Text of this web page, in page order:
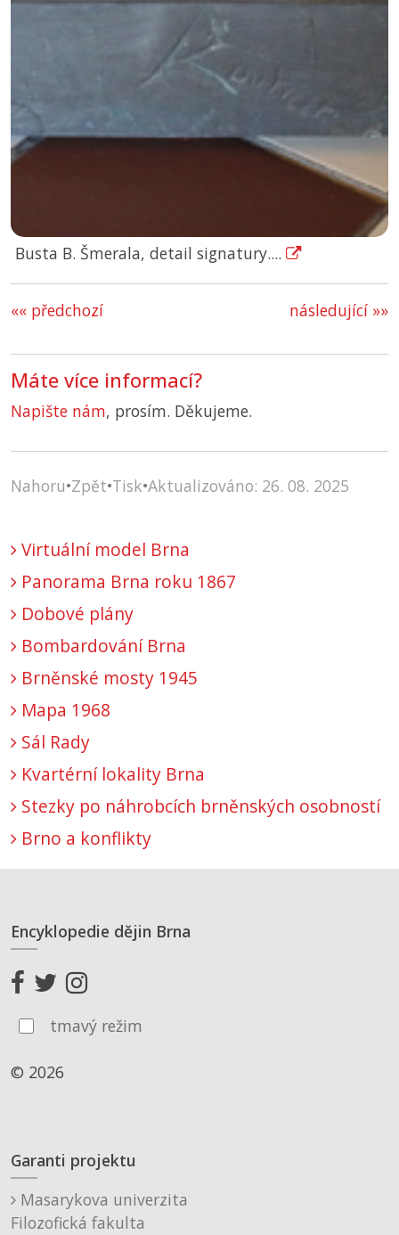
Busta B. Šmerala, detail signatury....
«« předchozí následující »»
Máte více informací?
Napište nám, prosím. Děkujeme.
Nahoru•Zpět•Tisk•Aktualizováno: 26. 08. 2025
Virtuální model Brna
Panorama Brna roku 1867
Dobové plány
Bombardování Brna
Brněnské mosty 1945
Mapa 1968
Sál Rady
Kvartérní lokality Brna
Stezky po náhrobcích brněnských osobností
Brno a konflikty
Encyklopedie dějin Brna
tmavý režim
© 2026
Garanti projektu
Masarykova univerzita
Filozofická fakulta